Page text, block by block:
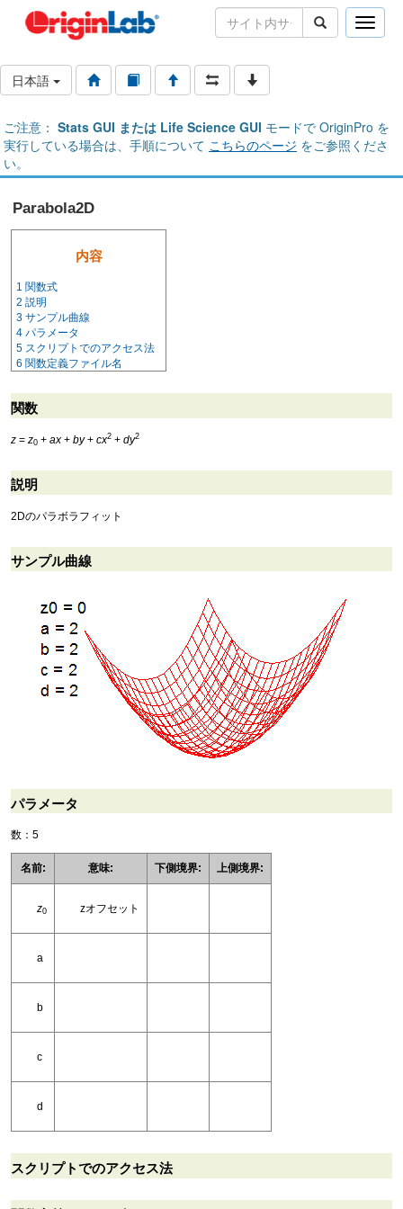
Toggle
日本語
ご注意： Stats GUI または Life Science GUI モードで OriginPro を
実行している場合は、手順について こちらのページ をご参照くださ
い。
Parabola2D
内容
1 関数式
2 説明
3 サンプル曲線
4 パラメータ
5 スクリプトでのアクセス法
6 関数定義ファイル名
関数
z = z0 + ax + by+ cx2 + dy2
説明
2Dのパラボラフィット
サンプル曲線
パラメータ
数：5
名前: 意味: 下側境界: 上側境界:
z0 zオフセット
a
b
c
d
スクリプトでのアクセス法